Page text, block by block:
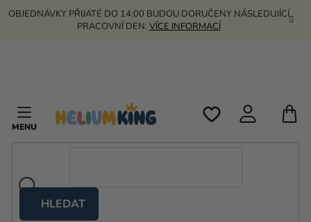
Přejít
OBJEDNÁVKY PŘIJATÉ DO 14:00 BUDOU DORUČENY NÁSLEDUJÍCÍ
PRACOVNÍ DEN. VÍCE INFORMACÍ
HLEDAT